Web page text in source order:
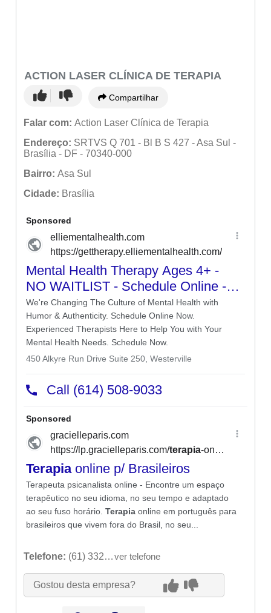
ACTION LASER CLÍNICA DE TERAPIA
Compartilhar
Falar com: Action Laser Clínica de Terapia
Endereço: SRTVS Q 701 - Bl B S 427 - Asa Sul -
Brasília - DF - 70340-000
Bairro: Asa Sul
Cidade: Brasília
Telefone: (61) 3322-7300 ver telefone
Gostou desta empresa?